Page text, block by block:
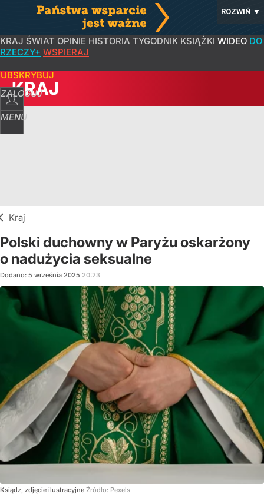
ROZWIŃ ▼
KRAJ ŚWIAT OPINIE HISTORIA TYGODNIK KSIĄŻKI WIDEO DO
RZECZY+ WSPIERAJ
ZALOGUJ
MENU
KRAJ
Kraj
Polski duchowny w Paryżu oskarżony
o nadużycia seksualne
Dodano: 5 września 2025 20:23
Ksiądz, zdjęcie ilustracyjne Źródło: Pexels